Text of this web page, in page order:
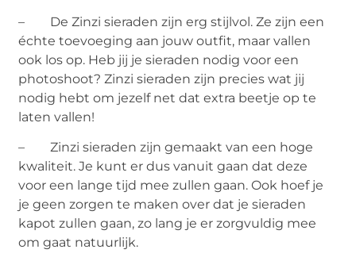
– De Zinzi sieraden zijn erg stijlvol. Ze zijn een
échte toevoeging aan jouw outfit, maar vallen
ook los op. Heb jij je sieraden nodig voor een
photoshoot? Zinzi sieraden zijn precies wat jij
nodig hebt om jezelf net dat extra beetje op te
laten vallen!
– Zinzi sieraden zijn gemaakt van een hoge
kwaliteit. Je kunt er dus vanuit gaan dat deze
voor een lange tijd mee zullen gaan. Ook hoef je
je geen zorgen te maken over dat je sieraden
kapot zullen gaan, zo lang je er zorgvuldig mee
om gaat natuurlijk.